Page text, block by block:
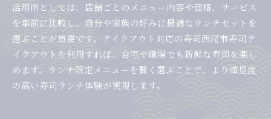
活用術としては、店舗ごとのメニュー内容や価格、サービス
を事前に比較し、自分や家族の好みに最適なランチセットを
選ぶことが重要です。テイクアウト対応の寿司西尾市寿司テ
イクアウトを利用すれば、自宅や職場でも新鮮な寿司を楽し
めます。ランチ限定メニューを賢く選ぶことで、より満足度
の高い寿司ランチ体験が実現します。